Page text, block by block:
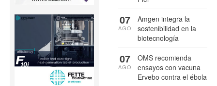
Amgen integra la
sostenibilidad en la
biotecnología
07
AGO
OMS recomienda
ensayos con vacuna
Ervebo contra el ébola
07
AGO